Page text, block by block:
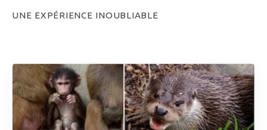
UNE EXPÉRIENCE INOUBLIABLE